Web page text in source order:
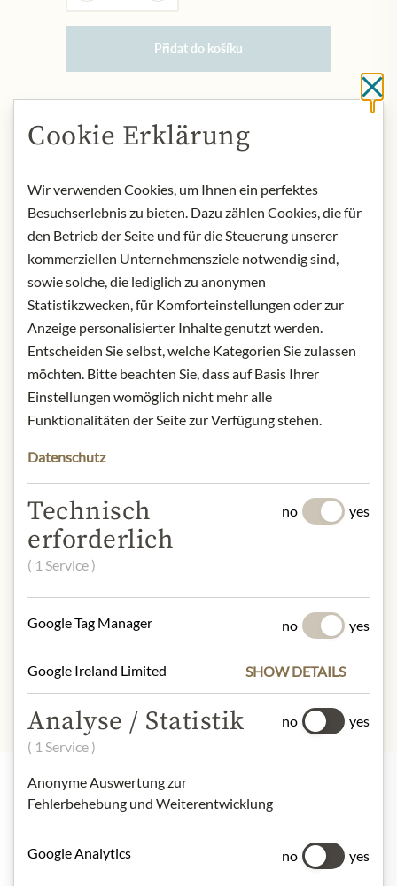
Přidat do košíku
NYNÍ SKLADEM
Art.Nr.:321652#1.000
POPIS
There are hints of flowers, apple, pear
and citrus fruits on the palate. Spicy
and fresh. Fine and persistent
bubbles. Very creamy.
Food recommendation: Ideal as a
refreshing aperitif. Goes well with
pasta and risotto, fish and white meat
origin: Italy / Veneto
contact: Nino Franco Spumanti SRL,
Valdobbiadene (TV), Italy
* Wir bitten um Verständnis, dass das
Produktdesign von der Abbildung
SLOŽENÍ A ALERGENY
Nejlepší z našeho sortimentu
Cookie Erklärung
Wir verwenden Cookies, um Ihnen ein perfektes
Besuchserlebnis zu bieten. Dazu zählen Cookies, die für
den Betrieb der Seite und für die Steuerung unserer
kommerziellen Unternehmensziele notwendig sind,
sowie solche, die lediglich zu anonymen
Statistikzwecken, für Komforteinstellungen oder zur
Anzeige personalisierter Inhalte genutzt werden.
Entscheiden Sie selbst, welche Kategorien Sie zulassen
möchten. Bitte beachten Sie, dass auf Basis Ihrer
Einstellungen womöglich nicht mehr alle
Funktionalitäten der Seite zur Verfügung stehen.
Datenschutz
Technisch
erforderlich
( 1 Service )
no yes
Google Tag Manager no yes
Google Ireland Limited SHOW DETAILS
Analyse / Statistik
( 1 Service )
Anonyme Auswertung zur
Fehlerbehebung und Weiterentwicklung
no yes
Google Analytics no yes